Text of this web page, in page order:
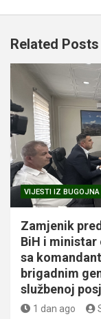
Related Posts
VIJESTI IZ BUGOJNA
Zamjenik
BiH i ministar
sa
brigadnim
službenoj
1 dan ago